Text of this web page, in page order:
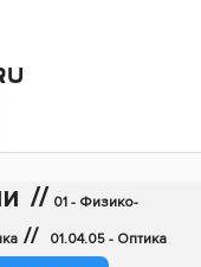
// 01 - Физико-
// 01.04.05 - Оптика